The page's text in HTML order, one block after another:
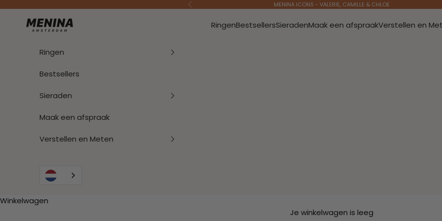
Vorige MENINA ICONS - VALERIE, CAMILLE & CHLOE
Menina Amsterdam RingenBestsellersSieradenMaak een afspraakVerstellen en
Ringen
Bestsellers
Sieraden
Maak een afspraak
Verstellen en Meten
Winkelwagen
Je winkelwagen is leeg